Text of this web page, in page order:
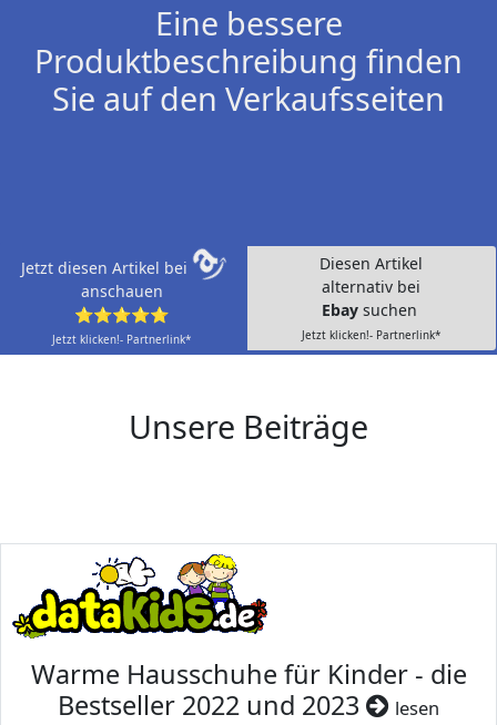
Eine bessere
Produktbeschreibung finden
Sie auf den Verkaufsseiten
Jetzt diesen Artikel bei
anschauen
⭐⭐⭐⭐⭐
Jetzt klicken!- Partnerlink*
Diesen Artikel
alternativ bei
Ebay suchen
Jetzt klicken!- Partnerlink*
Unsere Beiträge
Warme Hausschuhe für Kinder - die
Bestseller 2022 und 2023
lesen